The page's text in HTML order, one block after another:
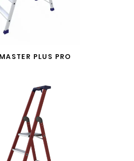
PLUS PRO